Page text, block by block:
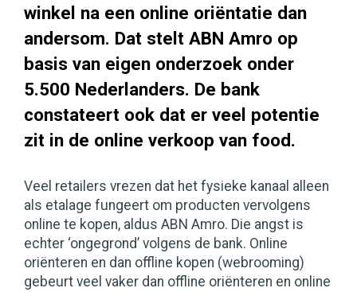
winkel na een online oriëntatie dan
andersom. Dat stelt ABN Amro op
basis van eigen onderzoek onder
5.500 Nederlanders. De bank
constateert ook dat er veel potentie
zit in de online verkoop van food.
Veel retailers vrezen dat het fysieke kanaal alleen
als etalage fungeert om producten vervolgens
online te kopen, aldus ABN Amro. Die angst is
echter ‘ongegrond’ volgens de bank. Online
oriënteren en dan offline kopen (webrooming)
gebeurt veel vaker dan offline oriënteren en online